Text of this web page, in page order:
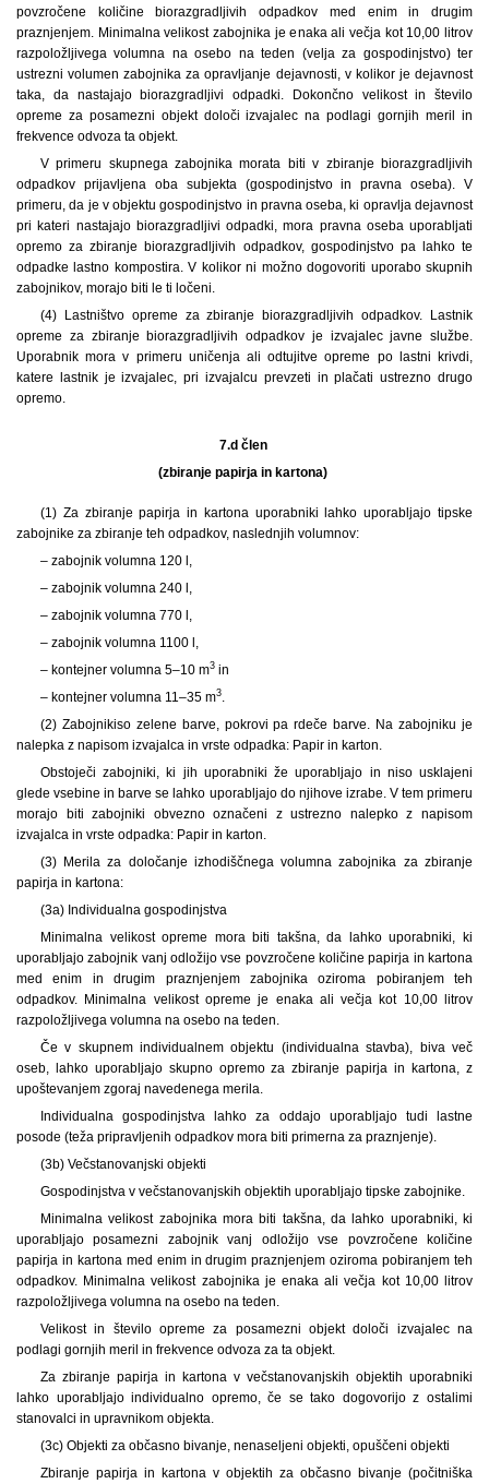
povzročene količine biorazgradljivih odpadkov med enim in drugim
praznjenjem. Minimalna velikost zabojnika je enaka ali večja kot 10,00 litrov
razpoložljivega volumna na osebo na teden (velja za gospodinjstvo) ter
ustrezni volumen zabojnika za opravljanje dejavnosti, v kolikor je dejavnost
taka, da nastajajo biorazgradljivi odpadki. Dokončno velikost in število
opreme za posamezni objekt določi izvajalec na podlagi gornjih meril in
frekvence odvoza ta objekt.
V primeru skupnega zabojnika morata biti v zbiranje biorazgradljivih
odpadkov prijavljena oba subjekta (gospodinjstvo in pravna oseba). V
primeru, da je v objektu gospodinjstvo in pravna oseba, ki opravlja dejavnost
pri kateri nastajajo biorazgradljivi odpadki, mora pravna oseba uporabljati
opremo za zbiranje biorazgradljivih odpadkov, gospodinjstvo pa lahko te
odpadke lastno kompostira. V kolikor ni možno dogovoriti uporabo skupnih
zabojnikov, morajo biti le ti ločeni.
(4) Lastništvo opreme za zbiranje biorazgradljivih odpadkov. Lastnik
opreme za zbiranje biorazgradljivih odpadkov je izvajalec javne službe.
Uporabnik mora v primeru uničenja ali odtujitve opreme po lastni krivdi,
katere lastnik je izvajalec, pri izvajalcu prevzeti in plačati ustrezno drugo
opremo.
7.d člen
(zbiranje papirja in kartona)
(1) Za zbiranje papirja in kartona uporabniki lahko uporabljajo tipske
zabojnike za zbiranje teh odpadkov, naslednjih volumnov:
– zabojnik volumna 120 l,
– zabojnik volumna 240 l,
– zabojnik volumna 770 l,
– zabojnik volumna 1100 l,
– kontejner volumna 5–10 m3in
– kontejner volumna 11–35 m3.
(2) Zabojnikiso zelene barve, pokrovi pa rdeče barve. Na zabojniku je
nalepka z napisom izvajalca in vrste odpadka: Papir in karton.
Obstoječi zabojniki, ki jih uporabniki že uporabljajo in niso usklajeni
glede vsebine in barve se lahko uporabljajo do njihove izrabe. V tem primeru
morajo biti zabojniki obvezno označeni z ustrezno nalepko z napisom
izvajalca in vrste odpadka: Papir in karton.
(3) Merila za določanje izhodiščnega volumna zabojnika za zbiranje
papirja in kartona:
(3a) Individualna gospodinjstva
Minimalna velikost opreme mora biti takšna, da lahko uporabniki, ki
uporabljajo zabojnik vanj odložijo vse povzročene količine papirja in kartona
med enim in drugim praznjenjem zabojnika oziroma pobiranjem teh
odpadkov. Minimalna velikost opreme je enaka ali večja kot 10,00 litrov
razpoložljivega volumna na osebo na teden.
Če v skupnem individualnem objektu (individualna stavba), biva več
oseb, lahko uporabljajo skupno opremo za zbiranje papirja in kartona, z
upoštevanjem zgoraj navedenega merila.
Individualna gospodinjstva lahko za oddajo uporabljajo tudi lastne
posode (teža pripravljenih odpadkov mora biti primerna za praznjenje).
(3b) Večstanovanjski objekti
Gospodinjstva v večstanovanjskih objektih uporabljajo tipske zabojnike.
Minimalna velikost zabojnika mora biti takšna, da lahko uporabniki, ki
uporabljajo posamezni zabojnik vanj odložijo vse povzročene količine
papirja in kartona med enim in drugim praznjenjem oziroma pobiranjem teh
odpadkov. Minimalna velikost zabojnika je enaka ali večja kot 10,00 litrov
razpoložljivega volumna na osebo na teden.
Velikost in število opreme za posamezni objekt določi izvajalec na
podlagi gornjih meril in frekvence odvoza za ta objekt.
Za zbiranje papirja in kartona v večstanovanjskih objektih uporabniki
lahko uporabljajo individualno opremo, če se tako dogovorijo z ostalimi
stanovalci in upravnikom objekta.
(3c) Objekti za občasno bivanje, nenaseljeni objekti, opuščeni objekti
Zbiranje papirja in kartona v objektih za občasno bivanje (počitniška